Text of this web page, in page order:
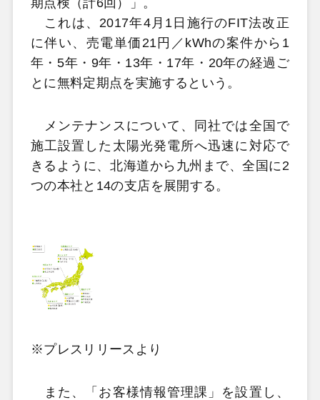
期点検（計6回）」。
これは、2017年4月1日施行のFIT法改正
に伴い、売電単価21円／kWhの案件から1
年・5年・9年・13年・17年・20年の経過ご
とに無料定期点を実施するという。
メンテナンスについて、同社では全国で
施工設置した太陽光発電所へ迅速に対応で
きるように、北海道から九州まで、全国に2
つの本社と14の支店を展開する。
※プレスリリースより
また、「お客様情報管理課」を設置し、